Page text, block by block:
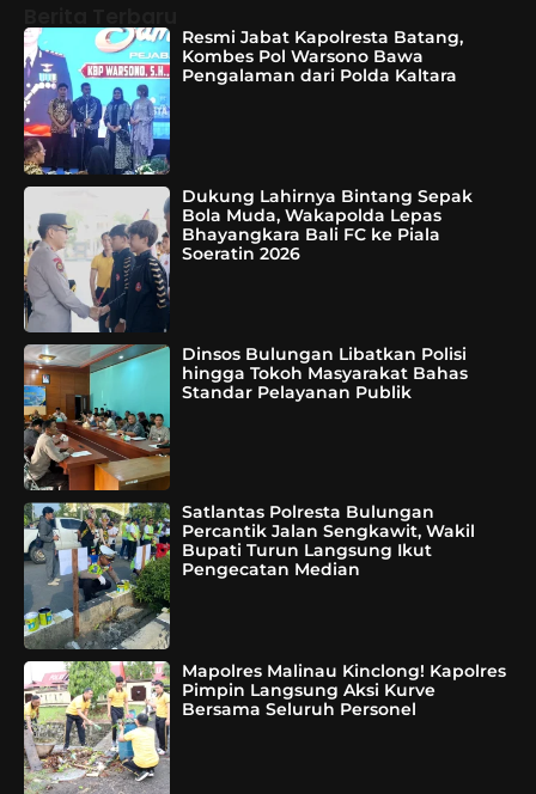
Resmi Jabat Kapolresta Batang,
Kombes Pol Warsono Bawa
Pengalaman dari Polda Kaltara
Dukung Lahirnya Bintang Sepak
Bola Muda, Wakapolda Lepas
Bhayangkara Bali FC ke Piala
Soeratin 2026
Dinsos Bulungan Libatkan Polisi
hingga Tokoh Masyarakat Bahas
Standar Pelayanan Publik
Satlantas Polresta Bulungan
Percantik Jalan Sengkawit, Wakil
Bupati Turun Langsung Ikut
Pengecatan Median
Mapolres Malinau Kinclong! Kapolres
Pimpin Langsung Aksi Kurve
Bersama Seluruh Personel